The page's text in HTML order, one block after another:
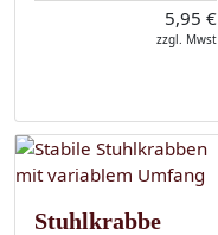
5,95 €
zzgl. Mwst
Stuhlkrabbe